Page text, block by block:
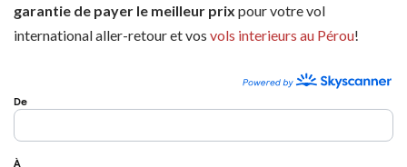
garantie de payer le meilleur prix pour votre vol
international aller-retour et vos vols interieurs au Pérou!